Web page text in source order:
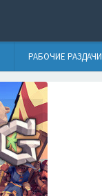
РАБОЧИЕ РАЗДАЧИ